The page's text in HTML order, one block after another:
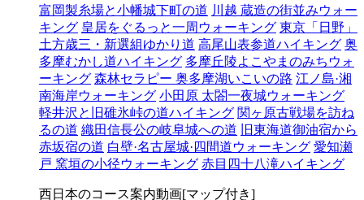
富岡製糸場と小幡城下町の道 川越 蔵造の街並みウォー
キング 皇居をぐるっと一周ウォーキング 東京「日野」
土方歳三・新選組ゆかり道 高尾山表参道ハイキング 奥
多摩むかし道ハイキング 多摩丘陵よこやまのみちウォ
ーキング 森林セラピー 奥多摩湖いこいの路 江ノ島·湘
南海岸ウォーキング 小田原 太閤一夜城ウォーキング
軽井沢と旧碓氷峠の道ハイキング 関ヶ原古戦場を訪ね
るの道 織田信長公の岐阜城への道
旧東海道御油宿から
赤坂宿の道 白壁·名古屋城·四間道ウォーキング 愛知瀬
戸 窯垣の小径ウォーキング 赤目四十八滝ハイキング
西日本のコース案内動画[マップ付き]